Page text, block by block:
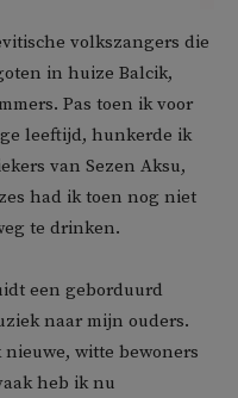
volkszangers die
in huize Balcik,
Pas toen ik voor
leeftijd, hunkerde ik
van Sezen Aksu,
had ik toen nog niet
te drinken.
een geborduurd
naar mijn ouders.
witte bewoners
heb ik nu